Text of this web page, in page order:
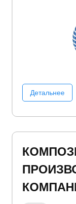
Детальнее